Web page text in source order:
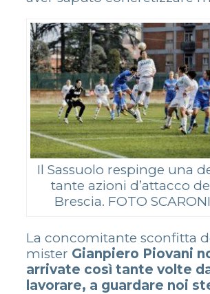
Il Sassuolo respinge una
tante azioni d’attacco
Brescia. FOTO SCARONI
La concomitante sconfitta
mister Gianpiero Piovani
arrivate così tante volte
lavorare, a guardare noi